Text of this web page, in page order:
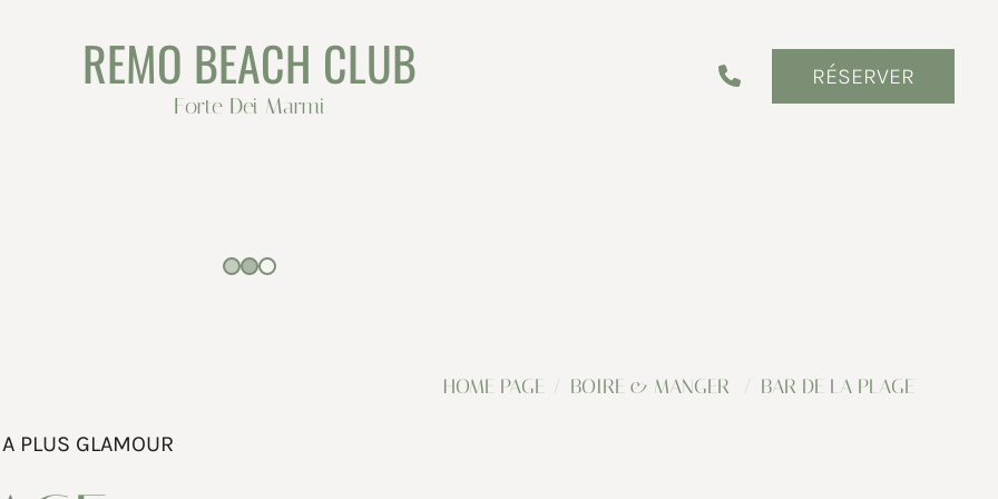
REMO BEACH CLUB
Forte Dei Marmi
RÉSERVER
HOME PAGE BOIRE & MANGER BAR DE LA PLAGE
PLUS GLAMOUR